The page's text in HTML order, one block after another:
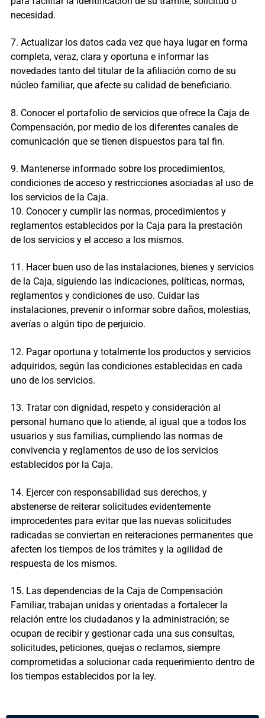
necesidad.
7. Actualizar los datos cada vez que haya lugar en forma
completa, veraz, clara y oportuna e informar las
novedades tanto del titular de la afiliación como de su
núcleo familiar, que afecte su calidad de beneficiario.
8. Conocer el portafolio de servicios que ofrece la Caja de
Compensación, por medio de los diferentes canales de
comunicación que se tienen dispuestos para tal fin.
9. Mantenerse informado sobre los procedimientos,
condiciones de acceso y restricciones asociadas al uso de
los servicios de la Caja.
10. Conocer y cumplir las normas, procedimientos y
reglamentos establecidos por la Caja para la prestación
de los servicios y el acceso a los mismos.
11. Hacer buen uso de las instalaciones, bienes y servicios
de la Caja, siguiendo las indicaciones, políticas, normas,
reglamentos y condiciones de uso. Cuidar las
instalaciones, prevenir o informar sobre daños, molestias,
averías o algún tipo de perjuicio.
12. Pagar oportuna y totalmente los productos y servicios
adquiridos, según las condiciones establecidas en cada
uno de los servicios.
13. Tratar con dignidad, respeto y consideración al
personal humano que lo atiende, al igual que a todos los
usuarios y sus familias, cumpliendo las normas de
convivencia y reglamentos de uso de los servicios
establecidos por la Caja.
14. Ejercer con responsabilidad sus derechos, y
abstenerse de reiterar solicitudes evidentemente
improcedentes para evitar que las nuevas solicitudes
radicadas se conviertan en reiteraciones permanentes que
afecten los tiempos de los trámites y la agilidad de
respuesta de los mismos.
15. Las dependencias de la Caja de Compensación
Familiar, trabajan unidas y orientadas a fortalecer la
relación entre los ciudadanos y la administración; se
ocupan de recibir y gestionar cada una sus consultas,
solicitudes, peticiones, quejas o reclamos, siempre
comprometidas a solucionar cada requerimiento dentro de
los tiempos establecidos por la ley.